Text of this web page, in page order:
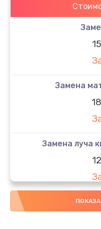
Замена
Замена луча